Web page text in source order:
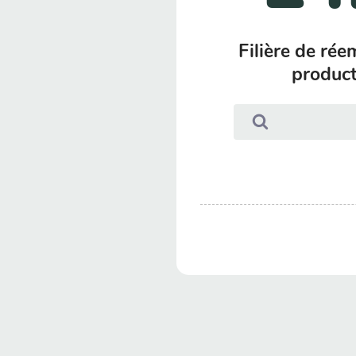
Filière de